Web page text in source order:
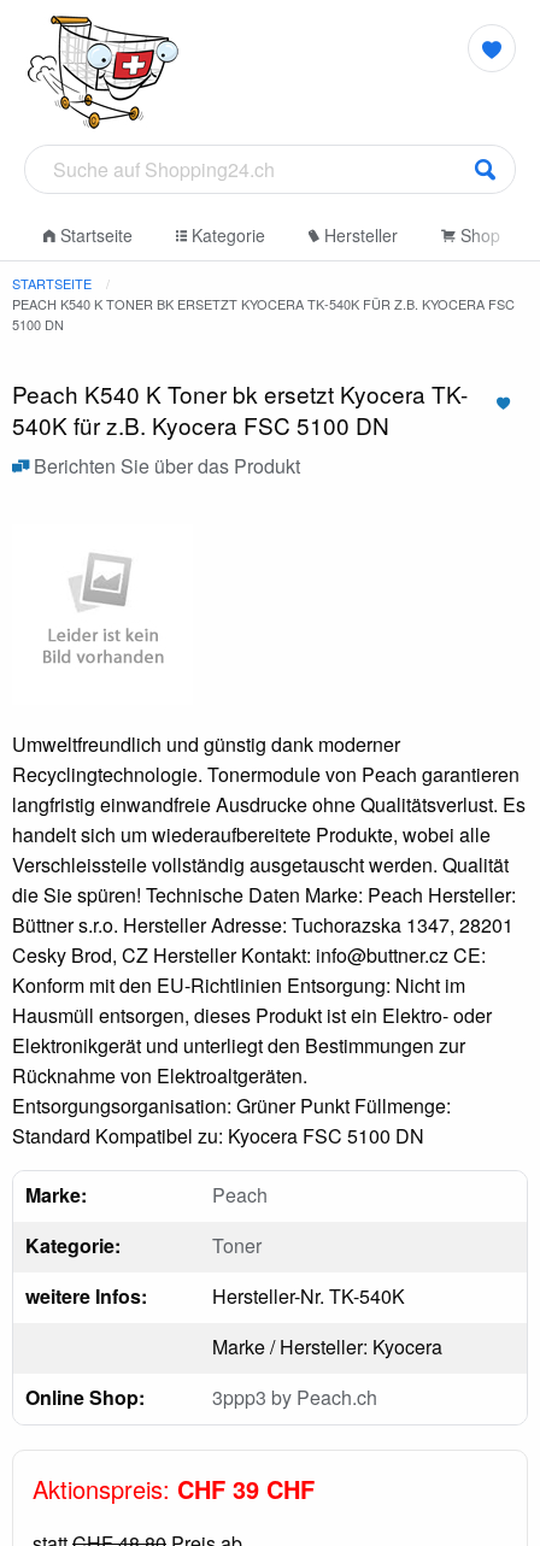
Startseite Kategorie Hersteller Shop
STARTSEITE
PEACH K540 K TONER BK ERSETZT KYOCERA TK-540K FÜR Z.B. KYOCERA FSC
5100 DN
Peach K540 K Toner bk ersetzt Kyocera TK-
540K für z.B. Kyocera FSC 5100 DN
Berichten Sie über das Produkt
Umweltfreundlich und günstig dank moderner
Recyclingtechnologie. Tonermodule von Peach garantieren
langfristig einwandfreie Ausdrucke ohne Qualitätsverlust. Es
handelt sich um wiederaufbereitete Produkte, wobei alle
Verschleissteile vollständig ausgetauscht werden. Qualität
die Sie spüren! Technische Daten Marke: Peach Hersteller:
Büttner s.r.o. Hersteller Adresse: Tuchorazska 1347, 28201
Cesky Brod, CZ Hersteller Kontakt: info@buttner.cz CE:
Konform mit den EU-Richtlinien Entsorgung: Nicht im
Hausmüll entsorgen, dieses Produkt ist ein Elektro- oder
Elektronikgerät und unterliegt den Bestimmungen zur
Rücknahme von Elektroaltgeräten.
Entsorgungsorganisation: Grüner Punkt Füllmenge:
Standard Kompatibel zu: Kyocera FSC 5100 DN
Marke:
Peach
Kategorie:
Toner
weitere Infos:
Hersteller-Nr. TK-540K
Marke / Hersteller: Kyocera
Online Shop:
3ppp3 by Peach.ch
Aktionspreis: CHF 39 CHF